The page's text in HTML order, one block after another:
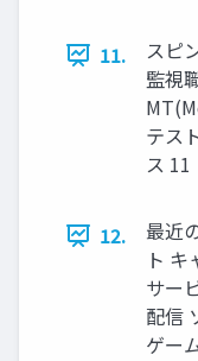
11.
スピ
監視
テス
ス 11
12.
最近
ト
サー
配信
ゲー